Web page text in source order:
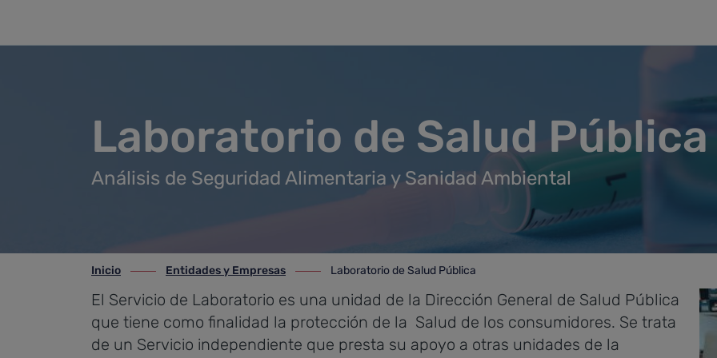
Laboratorio de Salud Pública
Análisis de Seguridad Alimentaria y Sanidad Ambiental
ir-a inicio
Inicio
ir-a Entidades y Empresas
Entidades y Empresas
ir-a Laboratorio de Salud Pública
Laboratorio de Salud Pública
El Servicio de Laboratorio es una unidad de la Dirección General de Salud Pública
que tiene como finalidad la protección de la Salud de los consumidores. Se trata
de un Servicio independiente que presta su apoyo a otras unidades de la